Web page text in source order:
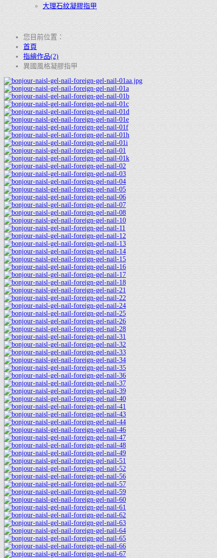
大理石紋凝膠指甲
您目前位置：
首頁
指繪作品(2)
異國風格凝膠指甲